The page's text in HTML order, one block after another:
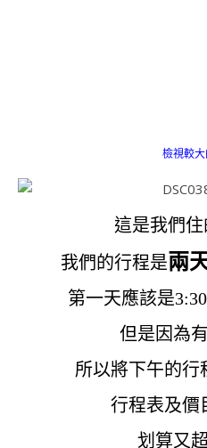
檢視較
這是我們住
我們的行程是兩
第一天應該是
但是因為
所以將下午的行
行程表及價
划算又